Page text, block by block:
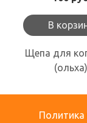
В
Щепа для
(ольха)